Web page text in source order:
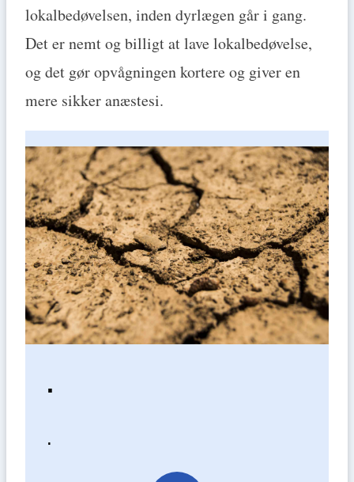
lokalbedøvelsen, inden dyrlægen går i gang.
Det er nemt og billigt at lave lokalbedøvelse,
og det gør opvågningen kortere og giver en
mere sikker anæstesi.
.
.